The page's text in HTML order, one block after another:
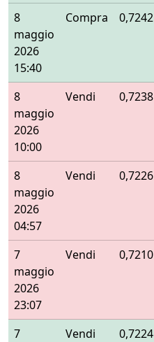
8
maggio
2026
15:40
Compra 0,7242
8
maggio
2026
10:00
Vendi 0,7238
8
maggio
2026
04:57
Vendi 0,7226
7
maggio
2026
23:07
Vendi 0,7210
7
Vendi 0,7224